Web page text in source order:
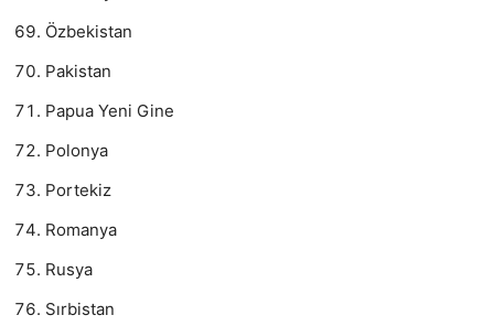
Özbekistan
Pakistan
Papua Yeni Gine
Polonya
Portekiz
Romanya
Rusya
Sırbistan